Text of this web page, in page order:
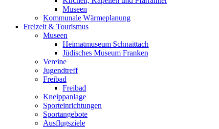
Museen
Kommunale Wärmeplanung
Freizeit & Tourismus
Museen
Heimatmuseum Schnaittach
Jüdisches Museum Franken
Vereine
Jugendtreff
Freibad
Freibad
Kneippanlage
Sporteinrichtungen
Sportangebote
Ausflugsziele